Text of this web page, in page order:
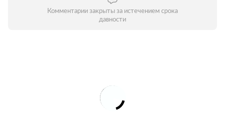
Комментарии закрыты за истечением срока
давности